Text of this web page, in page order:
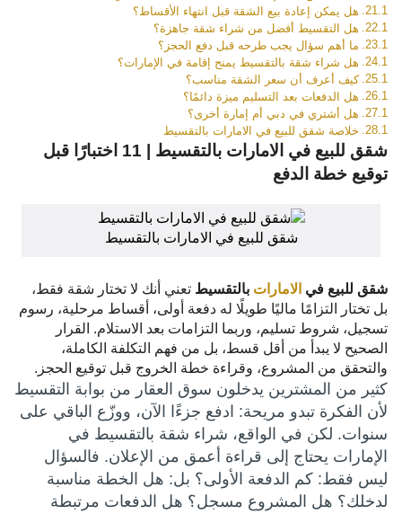
هل يمكن إعادة بيع الشقة قبل انتهاء الأقساط؟
هل التقسيط أفضل من شراء شقة جاهزة؟
ما أهم سؤال يجب طرحه قبل دفع الحجز؟
هل شراء شقة بالتقسيط يمنح إقامة في الإمارات؟
كيف أعرف أن سعر الشقة مناسب؟
هل الدفعات بعد التسليم ميزة دائمًا؟
هل أشتري في دبي أم إمارة أخرى؟
خلاصة شقق للبيع في الامارات بالتقسيط
شقق للبيع في الامارات بالتقسيط | 11 اختبارًا قبل
توقيع خطة الدفع
شقق للبيع في الامارات بالتقسيط
شقق للبيع في الامارات بالتقسيط تعني أنك لا تختار شقة فقط،
بل تختار التزامًا ماليًا طويلًا له دفعة أولى، أقساط مرحلية، رسوم
تسجيل، شروط تسليم، وربما التزامات بعد الاستلام. القرار
الصحيح لا يبدأ من أقل قسط، بل من فهم التكلفة الكاملة،
والتحقق من المشروع، وقراءة خطة الخروج قبل توقيع الحجز.
كثير من المشترين يدخلون سوق العقار من بوابة التقسيط
لأن الفكرة تبدو مريحة: ادفع جزءًا الآن، ووزّع الباقي على
سنوات. لكن في الواقع، شراء شقة بالتقسيط في
الإمارات يحتاج إلى قراءة أعمق من الإعلان. فالسؤال
ليس فقط: كم الدفعة الأولى؟ بل: هل الخطة مناسبة
لدخلك؟ هل المشروع مسجل؟ هل الدفعات مرتبطة